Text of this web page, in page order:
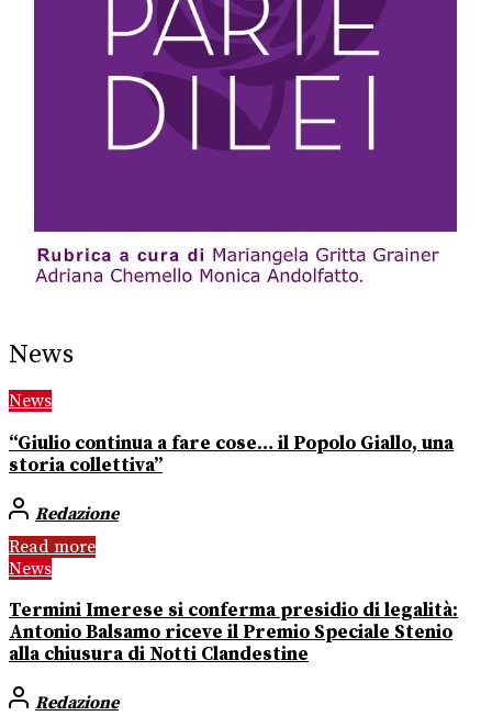
News
News
“Giulio continua a fare cose… il Popolo Giallo, una
storia collettiva”
Redazione
Read more
News
Termini Imerese si conferma presidio di legalità:
Antonio Balsamo riceve il Premio Speciale Stenio
alla chiusura di Notti Clandestine
Redazione